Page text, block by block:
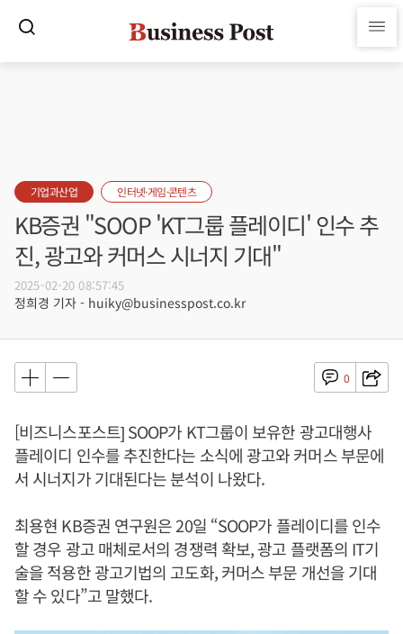
기업과산업 인터넷·게임·콘텐츠
KB증권 "SOOP 'KT그룹 플레이디' 인수 추
진, 광고와 커머스 시너지 기대"
2025-02-20 08:57:45
정희경 기자 - huiky@businesspost.co.kr
0
[비즈니스포스트] SOOP가 KT그룹이 보유한 광고대행사
플레이디 인수를 추진한다는 소식에 광고와 커머스 부문에
서 시너지가 기대된다는 분석이 나왔다.
최용현 KB증권 연구원은 20일 “SOOP가 플레이디를 인수
할 경우 광고 매체로서의 경쟁력 확보, 광고 플랫폼의 IT기
술을 적용한 광고기법의 고도화, 커머스 부문 개선을 기대
할 수 있다”고 말했다.